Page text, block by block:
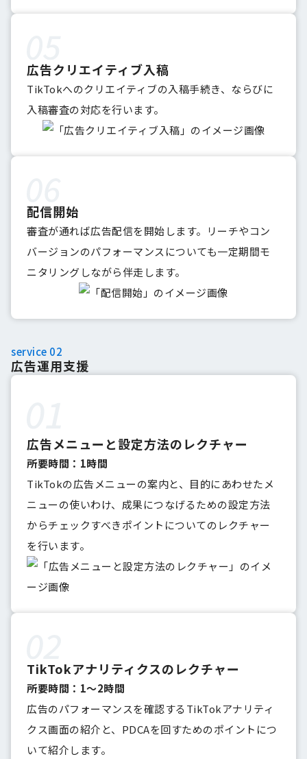
広告クリエイティブ入稿
TikTokへのクリエイティブの入稿手続き、ならびに
入稿審査の対応を行います。
配信開始
審査が通れば広告配信を開始します。リーチやコン
バージョンのパフォーマンスについても一定期間モ
ニタリングしながら伴走します。
service 02
広告運用支援
広告メニューと設定方法のレクチャー
所要時間：1時間
TikTokの広告メニューの案内と、目的にあわせたメ
ニューの使いわけ、成果につなげるための設定方法
からチェックすべきポイントについてのレクチャー
を行います。
TikTokアナリティクスのレクチャー
所要時間：1〜2時間
広告のパフォーマンスを確認するTikTokアナリティ
クス画面の紹介と、PDCAを回すためのポイントにつ
いて紹介します。